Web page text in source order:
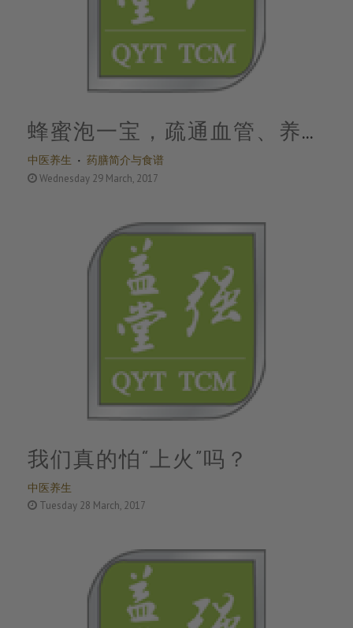
中医养生 药膳简介与食谱
蜂蜜泡一宝，疏通血管、养肝
护肝，堪称最佳食疗
Wednesday 29 March, 2017
中医养生
我们真的怕“上火”吗？
Tuesday 28 March, 2017